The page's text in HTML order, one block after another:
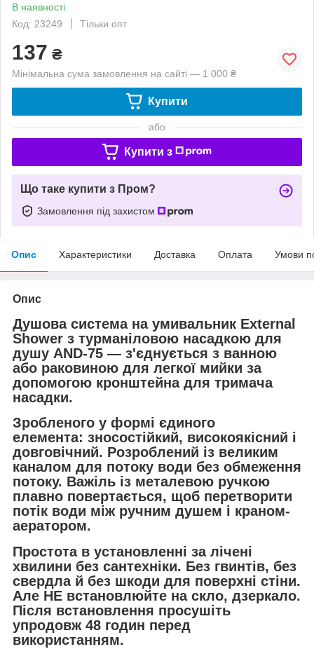
В наявності
Код: 23249
Тільки опт
137 ₴
Мінімальна сума замовлення на сайті — 1 000 ₴
Купити
або
Купити з
Що таке купити з Пром?
Замовлення під захистом
Опис Характеристики Доставка Оплата Умови
Опис
Душова система на умивальник External
Shower з турманіловою насадкою для
душу AND-75 — з'єднується з ванною
або раковиною для легкої мийки за
допомогою кронштейна для тримача
насадки.
Зробленого у формі єдиного
елемента: зносостійкий, високоякісний і
довговічний. Розроблений із великим
каналом для потоку води без обмеження
потоку. Важіль із металевою ручкою
плавно повертається, щоб перетворити
потік води між ручним душем і краном-
аератором.
Простота в установленні за лічені
хвилини без сантехніки. Без гвинтів, без
свердла й без шкоди для поверхні стіни.
Але НЕ встановлюйте на скло, дзеркало.
Після встановлення просушіть
упродовж 48 годин перед
використанням.